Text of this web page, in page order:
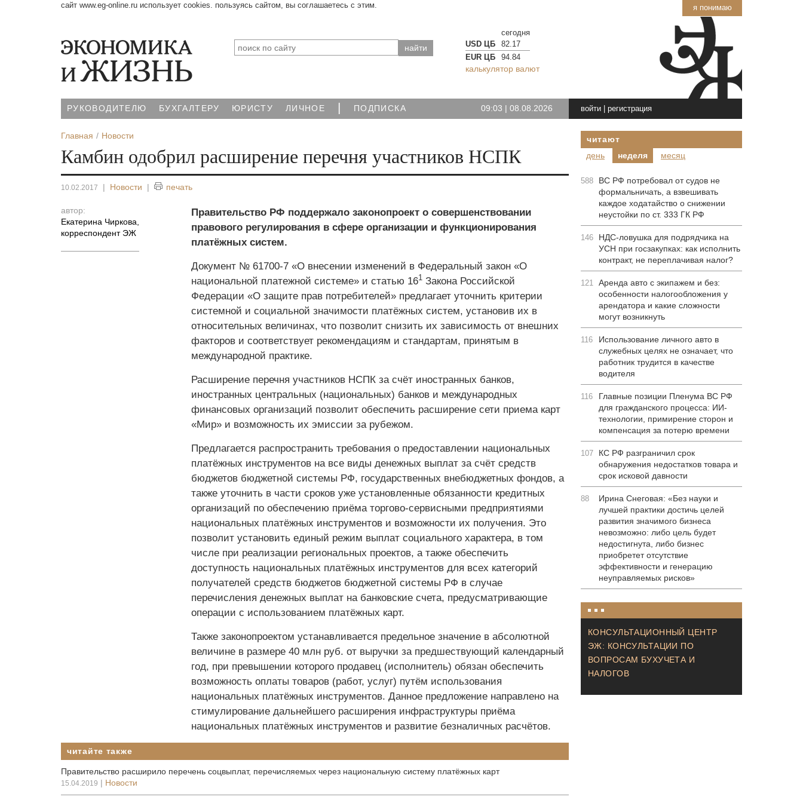
я понимаю
сайт www.eg-online.ru использует cookies. пользуясь сайтом, вы соглашаетесь с этим.
сегодня
USD ЦБ
82.17
EUR ЦБ
94.84
калькулятор валют
РУКОВОДИТЕЛЮ БУХГАЛТЕРУ ЮРИСТУ ЛИЧНОЕ | ПОДПИСКА 09:03 | 08.08.2026 войти| регистрация
Главная Новости
Камбин одобрил расширение перечня участников НСПК
10.02.2017 | Новости | печать
автор:
Екатерина Чиркова
корреспондент ЭЖ
Правительство РФ поддержало законопроект о совершенствовании
правового регулирования в сфере организации и функционирования
платёжных систем.
Документ № 61700-7 «О внесении изменений в Федеральный закон «О
национальной платежной системе» и статью 161Закона Российской
Федерации «О защите прав потребителей» предлагает уточнить критерии
системной и социальной значимости платёжных систем, установив их в
относительных величинах, что позволит снизить их зависимость от внешних
факторов и соответствует рекомендациям и стандартам, принятым в
международной практике.
Расширение перечня участников НСПК за счёт иностранных банков,
иностранных центральных (национальных) банков и международных
финансовых организаций позволит обеспечить расширение сети приема карт
«Мир» и возможность их эмиссии за рубежом.
Предлагается распространить требования о предоставлении национальных
платёжных инструментов на все виды денежных выплат за счёт средств
бюджетов бюджетной системы РФ, государственных внебюджетных фондов, а
также уточнить в части сроков уже установленные обязанности кредитных
организаций по обеспечению приёма торгово-сервисными предприятиями
национальных платёжных инструментов и возможности их получения. Это
позволит установить единый режим выплат социального характера, в том
числе при реализации региональных проектов, а также обеспечить
доступность национальных платёжных инструментов для всех категорий
получателей средств бюджетов бюджетной системы РФ в случае
перечисления денежных выплат на банковские счета, предусматривающие
операции с использованием платёжных карт.
Также законопроектом устанавливается предельное значение в абсолютной
величине в размере 40 млн руб. от выручки за предшествующий календарный
год, при превышении которого продавец (исполнитель) обязан обеспечить
возможность оплаты товаров (работ, услуг) путём использования
национальных платёжных инструментов. Данное предложение направлено на
стимулирование дальнейшего расширения инфраструктуры приёма
национальных платёжных инструментов и развитие безналичных расчётов.
читайте также
Правительство расширило перечень соцвыплат, перечисляемых через национальную систему платёжных карт
15.04.2019 | Новости
читают
день
неделя месяц
588
ВС РФ потребовал от судов не
формальничать, а взвешивать
каждое ходатайство о снижении
неустойки по ст. 333 ГК РФ
146
НДС-ловушка для подрядчика на
УСН при госзакупках: как исполнить
контракт, не переплачивая налог?
121 Аренда авто с экипажем и без:
особенности налогообложения у
арендатора и какие сложности
могут возникнуть
116
Использование личного авто в
служебных целях не означает, что
работник трудится в качестве
водителя
116
Главные позиции Пленума ВС РФ
для гражданского процесса: ИИ-
технологии, примирение сторон и
компенсация за потерю времени
107
КС РФ разграничил срок
обнаружения недостатков товара и
срок исковой давности
88
Ирина Снеговая: «Без науки и
лучшей практики достичь целей
развития значимого бизнеса
невозможно: либо цель будет
недостигнута, либо бизнес
приобретет отсутствие
эффективности и генерацию
неуправляемых рисков»
КОНСУЛЬТАЦИОННЫЙ ЦЕНТР
ЭЖ: КОНСУЛЬТАЦИИ ПО
ВОПРОСАМ БУХУЧЕТА И
НАЛОГОВ